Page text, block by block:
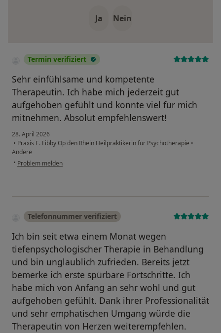
Ja Nein
Termin verifiziert
Sehr einfühlsame und kompetente
Therapeutin. Ich habe mich jederzeit gut
aufgehoben gefühlt und konnte viel für mich
mitnehmen. Absolut empfehlenswert!
28. April 2026
• Praxis E. Libby Op den Rhein Heilpraktikerin für Psychotherapie •
Andere
• Problem melden
Telefonnummer verifiziert
Ich bin seit etwa einem Monat wegen
tiefenpsychologischer Therapie in Behandlung
und bin unglaublich zufrieden. Bereits jetzt
bemerke ich erste spürbare Fortschritte. Ich
habe mich von Anfang an sehr wohl und gut
aufgehoben gefühlt. Dank ihrer Professionalität
und sehr emphatischen Umgang würde die
Therapeutin von Herzen weiterempfehlen.